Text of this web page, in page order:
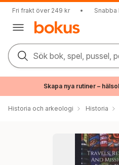
Fri frakt över 249 kr •
Sök bok, spel, pussel,
Skapa nya rutiner –
Historia och arkeologi Historia